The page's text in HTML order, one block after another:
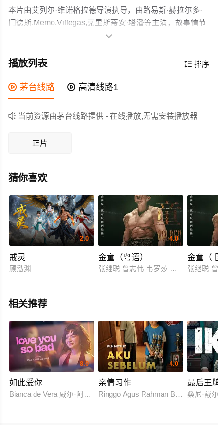
本片由艾列尔·维诺格拉德导演执导，由路易斯·赫拉尔多·
门德斯,Memo,Villegas,克里斯蒂安·塔潘等主演，故事情节
跌岩起伏、扣人心弦，领广大剧情,惊悚片爱好者和观众们
一名因妻子不忠而深受打击的警官提供心理治疗。两人将
作为一部 2025上映的剧情,惊悚电影，在当期同类题材影片
中具有一定的看点，在演员表现和剧情架构上也都有不错
的亮点，剧情紧凑，角色塑造鲜明，适合喜欢剧情,惊悚类

 排序
播放列表
 茅台线路  高清线路1
 当前资源由茅台线路提供 - 在线播放,无需安装播放器
正片
猜你喜欢
2.0
戒灵
顾泓渊
4.0
金童（粤语）
张继聪 曾志伟 韦罗莎 林雪 朱栢康
金童（
张继聪
相关推荐
8.0
如此爱你
Bianca de Vera 威尔·阿什利·德莱昂
4.0
亲情习作
Ringgo Agus Rahman Bima Sena
最后王
桑尼·戴